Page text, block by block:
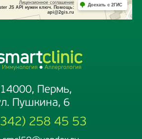
Пермь,
Пушкина, 6
258 45 53